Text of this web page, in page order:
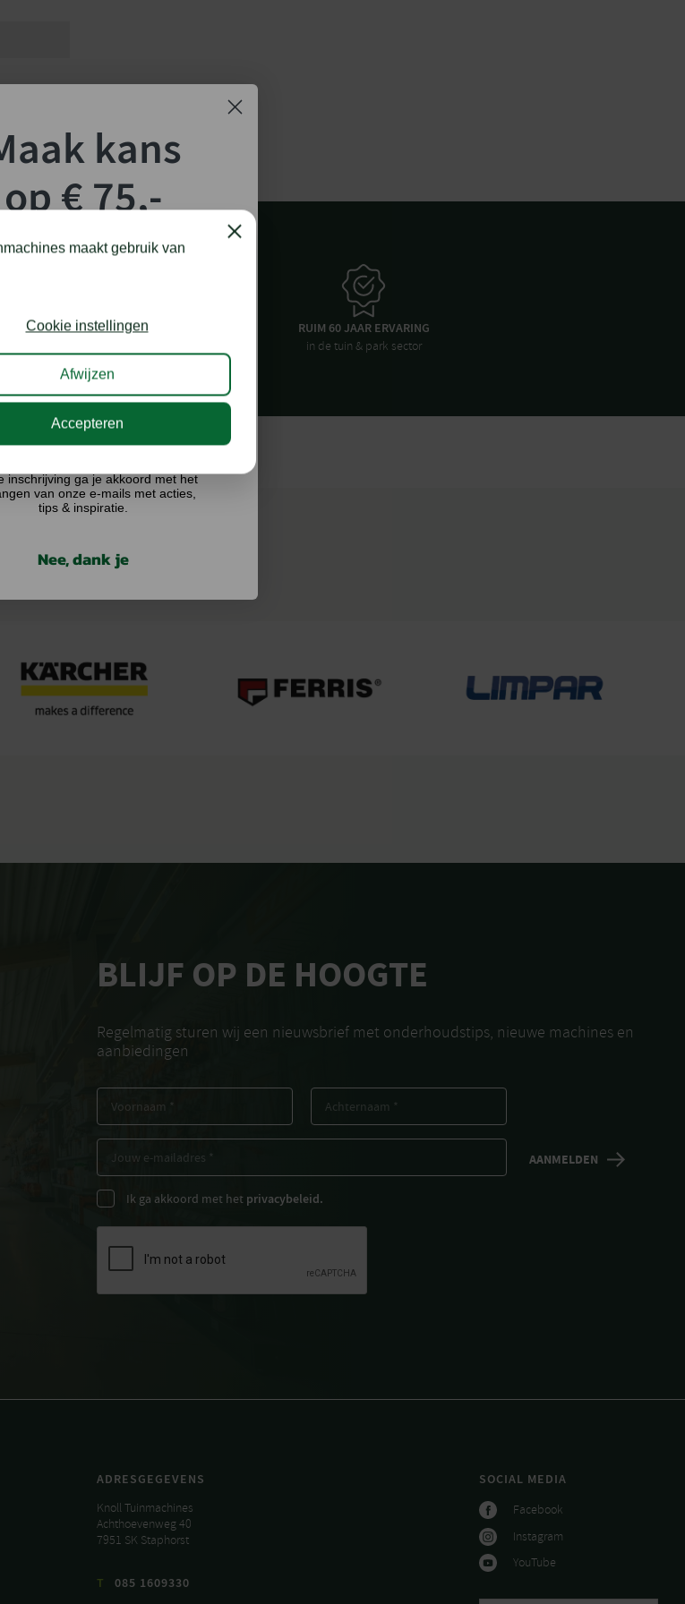
PERSOONLIJK EN SNEL CONTACT RUIM 60 JAAR ERVARING
in de tuin & park sector
BLIJF OP DE HOOGTE
Regelmatig sturen wij een nieuwsbrief met onderhoudstips, nieuwe machines en
aanbiedingen
Ik ga akkoord met het privacybeleid.
ADRESGEGEVENS
Knoll Tuinmachines
Achthoevenweg 40
7951 SK Staphorst
T
085 1609330
SOCIAL MEDIA
Facebook
Instagram
YouTube
maakt gebruik van
Close
Cookie instellingen
Afwijzen
Accepteren
kans
op € 75,-
Ik doe graag mee!
inschrijving ga je akkoord met het
van onze e-mails met acties,
tips & inspiratie.
Nee, dank je